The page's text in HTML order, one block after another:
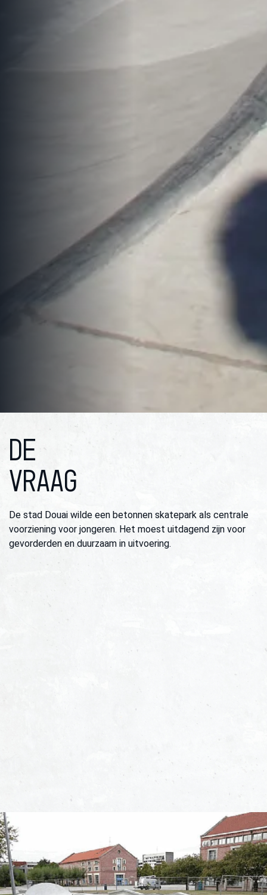
DE
VRAAG
De stad Douai wilde een betonnen skatepark als centrale
voorziening voor jongeren. Het moest uitdagend zijn voor
gevorderden en duurzaam in uitvoering.